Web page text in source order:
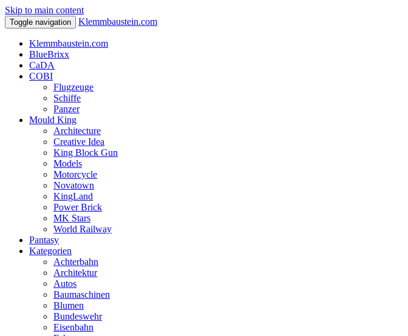
Skip to main content
Toggle navigation Klemmbaustein.com
Klemmbaustein.com
BlueBrixx
CaDA
COBI
Flugzeuge
Schiffe
Panzer
Mould King
Architecture
Creative Idea
King Block Gun
Models
Motorcycle
Novatown
KingLand
Power Brick
MK Stars
World Railway
Pantasy
Kategorien
Achterbahn
Architektur
Autos
Baumaschinen
Blumen
Bundeswehr
Eisenbahn